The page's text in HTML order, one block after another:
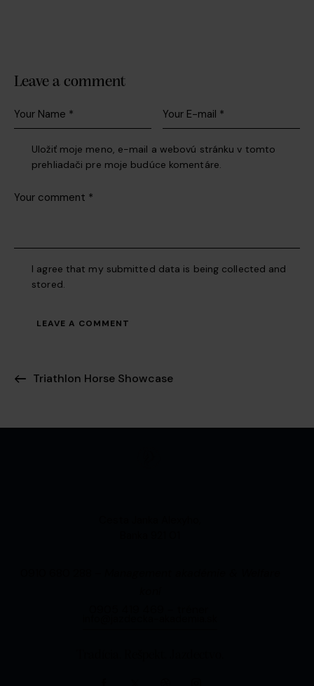
Leave a comment
Uložiť moje meno, e-mail a webovú stránku v tomto
prehliadači pre moje budúce komentáre.
I agree that my submitted data is being collected and
stored.
Triathlon Horse Showcase